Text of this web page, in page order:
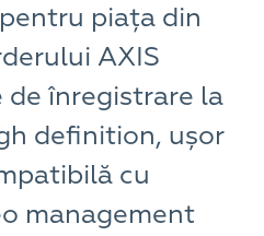
piața din
AXIS
înregistrare la
definition, ușor
cu
management